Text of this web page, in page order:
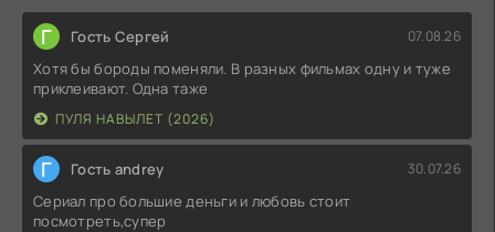
Г Гость Сергей 07.08.26
Хотя бы бороды поменяли. В разных фильмах одну и туже
приклеивают. Одна таже
ПУЛЯ НАВЫЛЕТ (2026)
Г Гость andrey 30.07.26
Сериал про большие деньги и любовь стоит
посмотреть,супер